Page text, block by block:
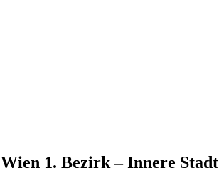
Wien 1. Bezirk – Innere Stadt